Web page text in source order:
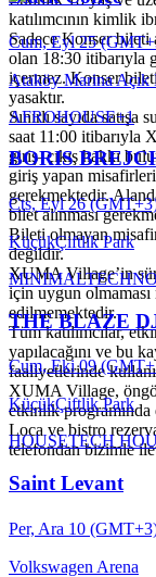
katılımcının kimlik
Sadece Konser bileti
olan 18:30 itibarıyla
içermez. Konser
yasaktır.
Sınırlı sayıda
saat 11:00 itibarıyla
giriş–çıkış hakkı
giriş yapan
gerekmektedir.
bilet alınması
Bileti olmayan
değildir.
XUMA Village’in
için uygun
edilmemektedir.
Tüm katılımcılar,
yapılacağını ve bu
faaliyetlerinde
XUMA Village,
etkinlik programında
Loca ve bistro
telefondan bizimle
Cum, Eyl 25
Ataköy Marina Açık
AFROHOUSE+1
BORIS
Cts, Eyl 26
KüçükÇiftlik Park
MINIMAL
THE BLAZE
Cum, Eki 09
KüçükÇiftlik Park
HOUSETECH
Saint Levant
Per, Ara 10
Volkswagen Arena